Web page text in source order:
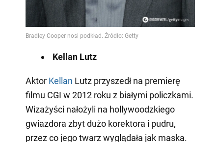
Kellan Lutz
Aktor Kellan Lutz przyszedł na premierę
filmu CGI w 2012 roku z białymi policzkami.
Wizażyści nałożyli na hollywoodzkiego
gwiazdora zbyt dużo korektora i pudru,
przez co jego twarz wyglądała jak maska.